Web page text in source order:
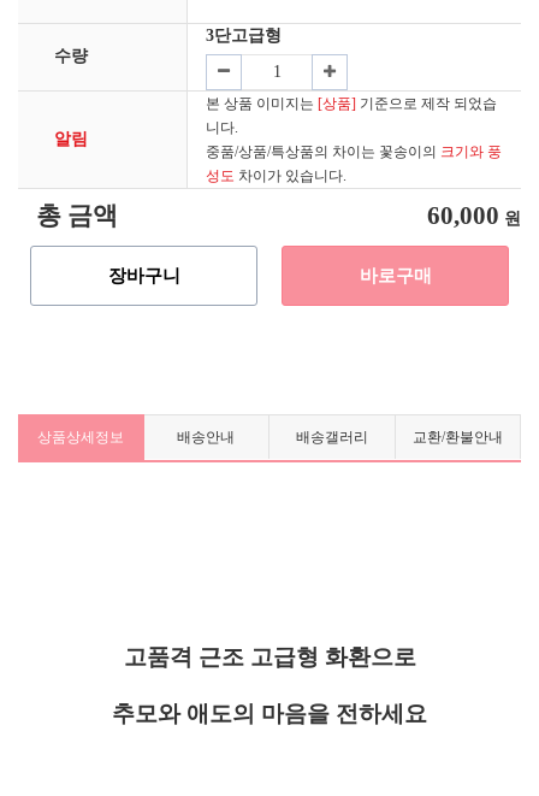
수량
3단고급형
알림
본 상품 이미지는 [상품] 기준으로 제작 되었습
니다.
중품/상품/특상품의 차이는 꽃송이의 크기와 풍
성도 차이가 있습니다.
총 금액 60,000 원
장바구니 바로구매
상품상세정보 배송안내 배송갤러리 교환/환불안내
고품격 근조 고급형 화환으로
추모와 애도의 마음을 전하세요